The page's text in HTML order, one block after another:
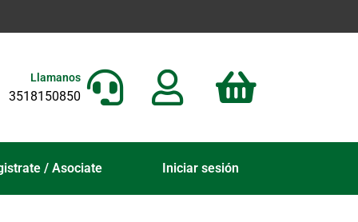
Llamanos
3518150850
/ Asociate Iniciar sesión